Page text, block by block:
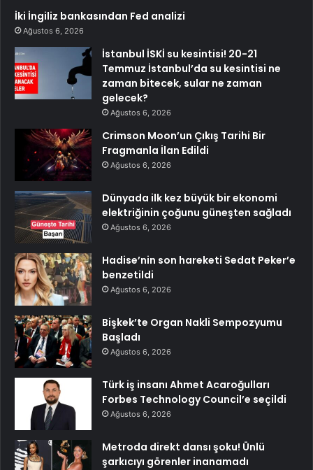
İki İngiliz bankasından Fed analizi
Ağustos 6, 2026
İstanbul İSKİ su kesintisi! 20-21
Temmuz İstanbul’da su kesintisi ne
zaman bitecek, sular ne zaman
gelecek?
Ağustos 6, 2026
Crimson Moon’un Çıkış Tarihi Bir
Fragmanla İlan Edildi
Ağustos 6, 2026
Dünyada ilk kez büyük bir ekonomi
elektriğinin çoğunu güneşten sağladı
Ağustos 6, 2026
Hadise’nin son hareketi Sedat Peker’e
benzetildi
Ağustos 6, 2026
Bişkek’te Organ Nakli Sempozyumu
Başladı
Ağustos 6, 2026
Türk iş insanı Ahmet Acaroğulları
Forbes Technology Council’e seçildi
Ağustos 6, 2026
Metroda direkt dansı şoku! Ünlü
şarkıcıyı görenler inanamadı